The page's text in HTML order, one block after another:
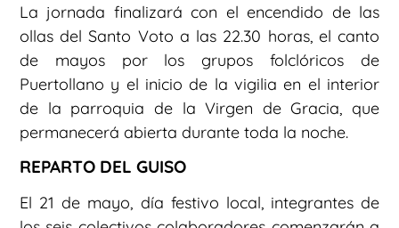
La jornada finalizará con el encendido de las
ollas del Santo Voto a las 22.30 horas, el canto
de mayos por los grupos folclóricos de
Puertollano y el inicio de la vigilia en el interior
de la parroquia de la Virgen de Gracia, que
permanecerá abierta durante toda la noche.
REPARTO DEL GUISO
El 21 de mayo, día festivo local, integrantes de